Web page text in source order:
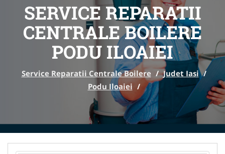
SERVICE REPARATII
CENTRALE BOILERE
PODU ILOAIEI
Service Reparatii Centrale Boilere / Judet Iasi /
Podu Iloaiei /